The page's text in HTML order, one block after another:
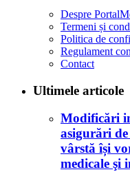
Despre
Termeni și
Politica de
Regulament
Contact
Ultimele articole
Modificări
asigurări de
vârstă își
medicale şi